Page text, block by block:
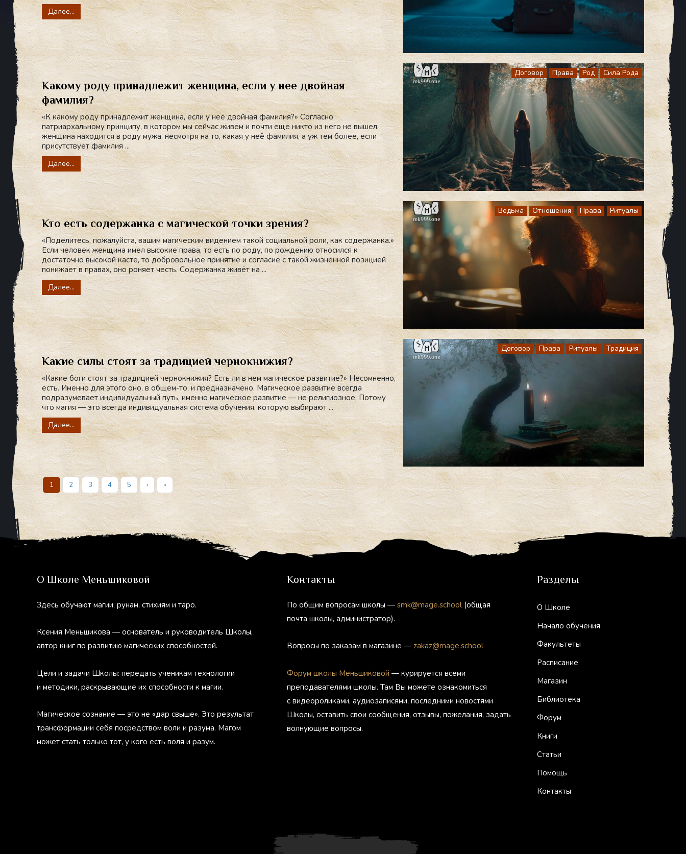
Далее...
Договор Права Род Сила Рода
Какому роду принадлежит женщина, если у нее двойная
фамилия?
«К какому роду принадлежит женщина, если у неё двойная фамилия?» Согласно
патриархальному принципу, в котором мы сейчас живём и почти ещё никто из него не вышел,
женщина находится в роду мужа, несмотря на то, какая у неё фамилия, а уж тем более, если
присутствует фамилия ...
Далее...
Ведьма Отношения Права Ритуалы
Кто есть содержанка с магической точки зрения?
«Поделитесь, пожалуйста, вашим магическим видением такой социальной роли, как содержанка.»
Если человек женщина имел высокие права, то есть по роду, по рождению относился к
достаточно высокой касте, то добровольное принятие и согласие с такой жизненной позицией
понижает в правах, оно роняет честь. Содержанка живёт на ...
Далее...
Договор Права Ритуалы Традиция
Какие силы стоят за традицией чернокнижия?
«Какие боги стоят за традицией чернокнижия? Есть ли в нем магическое развитие?» Несомненно,
есть. Именно для этого оно, в общем-то, и предназначено. Магическое развитие всегда
подразумевает индивидуальный путь, именно магическое развитие — не религиозное. Потому
что магия — это всегда индивидуальная система обучения, которую выбирают ...
Далее...
1 2 3 4 5 › »
О Школе Меньшиковой
Здесь обучают магии, рунам, стихиям и таро.
Ксения Меньшикова — основатель и руководитель Школы,
автор книг по развитию магических способностей.
Цели и задачи Школы: передать ученикам технологии
и методики, раскрывающие их способности к магии.
Магическое сознание — это не «дар свыше». Это результат
трансформации себя посредством воли и разума. Магом
может стать только тот, у кого есть воля и разум.
Контакты
По общим вопросам школы — smk@mage.school (общая
почта школы, администратор).
Вопросы по заказам в магазине — zakaz@mage.school
Форум школы Меньшиковой — курируется всеми
преподавателями школы. Там Вы можете ознакомиться
с видеороликами, аудиозаписями, последними новостями
Школы, оставить свои сообщения, отзывы, пожелания, задать
волнующие вопросы.
Разделы
О Школе
Начало обучения
Факультеты
Расписание
Магазин
Библиотека
Форум
Книги
Статьи
Помощь
Контакты